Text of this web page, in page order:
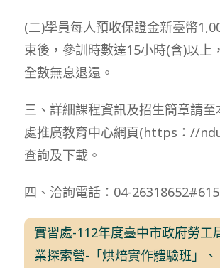
(二)學員每人預收保證金新臺幣
束後，參訓時數達15小時(含)以上
全數無息退還。
三、詳細課程資訊及招生簡章請
處推廣教育中心網頁(https：//
查詢及下載。
四、洽詢電話：04-
實習處-112年度臺中市政府勞工
業探索營-「烘焙實作體驗班」